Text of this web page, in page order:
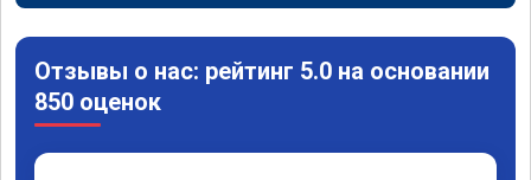
Отзывы о нас: рейтинг 5.0 на основании
850 оценок